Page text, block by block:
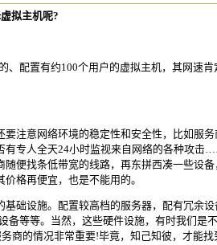
虚拟主机呢?
配置有约100个用户的虚拟主机，其网速
意网络环境的稳定性和安全性，比如服务
有专人全天24小时监视来自网络的各种攻
随便找条低带宽的线路，再东拼西凑一些设
格再便宜，也是不能用的。
设施。配置较高档的服务器，配有冗余设
备等等。当然，这些硬件设施，有时我们是
商的情况非常重要!毕竟，知己知彼，才能